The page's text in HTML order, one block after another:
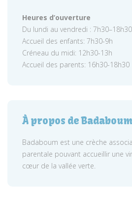
Heures d’ouverture
Du lundi au vendredi : 7h30–18h30
Accueil des enfants: 7h30-9h
Créneau du midi: 12h30-13h
Accueil des parents: 16h30-18h30
À propos de Badaboum
Badaboum est une crèche
parentale pouvant accueillir une
cœur de la vallée verte.